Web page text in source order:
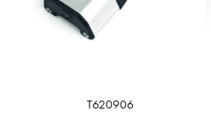
T620906